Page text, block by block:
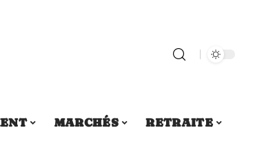
MARCHÉS
RETRAITE